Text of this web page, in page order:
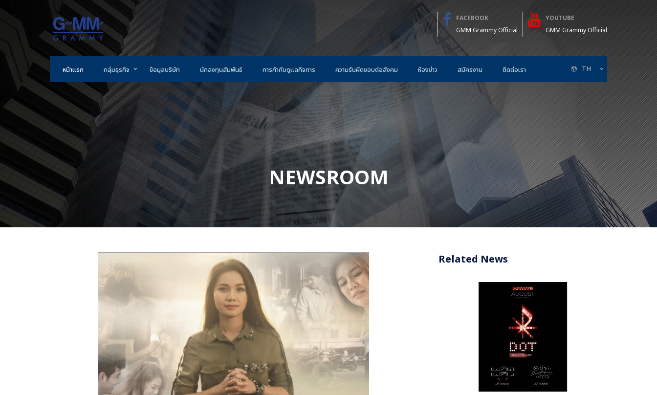
FACEBOOK
GMM Grammy Official
YOUTUBE
GMM Grammy Official
หน้าแรก กลุ่มธุรกิจ ข้อมูลบริษัท นักลงทุนสัมพันธ์ การกำกับดูแลกิจการ ความรับผิดชอบต่อสังคม ห้องข่าว สมัครงาน ติดต่อเรา TH
NEWSROOM
Related News